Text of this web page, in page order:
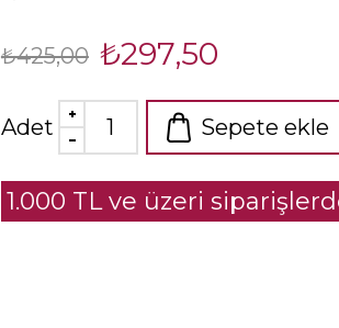
₺425,00 ₺297,50
Adet Sepete ekle
1.000 TL ve üzeri